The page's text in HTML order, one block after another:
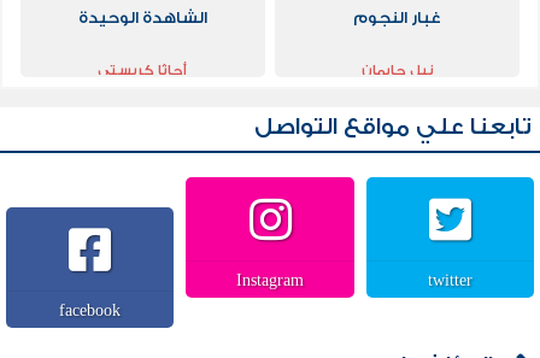
غبار النجوم
نيل جايمان
الشاهدة الوحيدة
أجاثا كريستي
تابعنا علي مواقع التواصل
twitter
Instagram
facebook